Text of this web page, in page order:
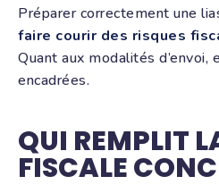
Préparer correctement une
faire courir des risques
Quant aux modalités
encadrées.
QUI REMPLIT
FISCALE